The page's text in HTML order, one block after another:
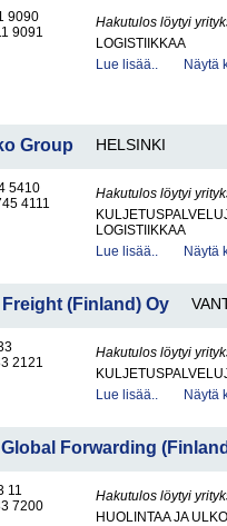
9090
9091
Hakutulos löytyi
LOGISTIIKKAA
Lue lisää..
Näytä
Group HELSINKI
5410
4111
Hakutulos löytyi
LOGISTIIKKAA
Lue lisää..
Näytä
Freight (Finland) Oy
2121
Hakutulos löytyi
Lue lisää..
Näytä
Global Forwarding
11
7200
Hakutulos löytyi
HUOLINTAA JA